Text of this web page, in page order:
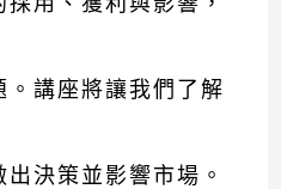
。講座將讓我們了解
決策並影響市場。